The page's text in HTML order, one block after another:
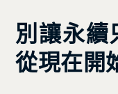
別讓永續
從現在開